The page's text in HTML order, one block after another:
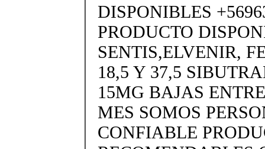
DISPONIBLES
PRODUCTO
SENTIS,ELVENIR,
18,5 Y 37,5
15MG BAJAS
MES SOMOS
CONFIABLE